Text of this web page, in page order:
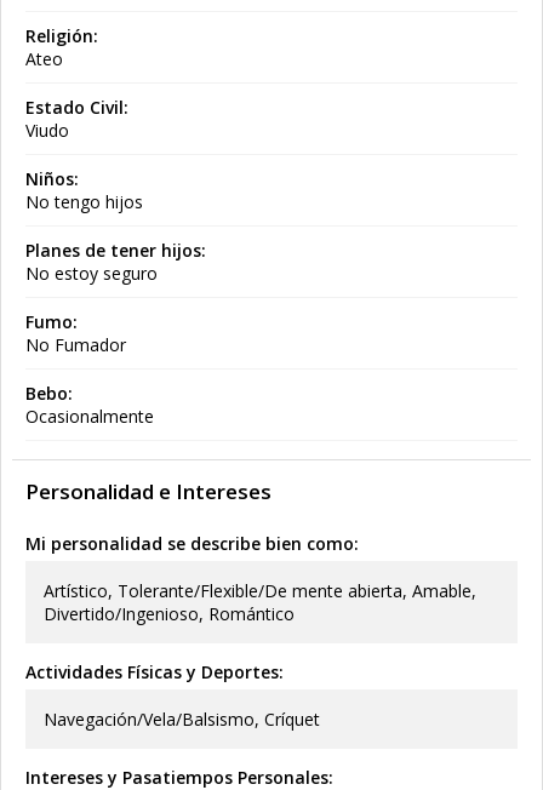
Religión:
Ateo
Estado Civil:
Viudo
Niños:
No tengo hijos
Planes de tener hijos:
No estoy seguro
Fumo:
No Fumador
Bebo:
Ocasionalmente
Personalidad e Intereses
Mi personalidad se describe bien como:
Artístico, Tolerante/Flexible/De mente abierta, Amable,
Divertido/Ingenioso, Romántico
Actividades Físicas y Deportes:
Navegación/Vela/Balsismo, Críquet
Intereses y Pasatiempos Personales: